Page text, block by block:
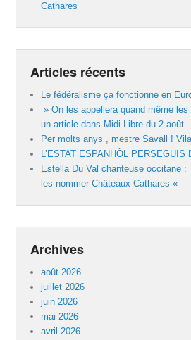
Cathares
Articles récents
Le fédéralisme ça fonctionne en
» On les appellera quand même
un article dans Midi Libre du 2 août
Per molts anys , mestre Savall !
L’ESTAT ESPANHÒL PERSEGUIS
Estella Du Val chanteuse occitane
les nommer Châteaux Cathares «
Archives
août 2026
juillet 2026
juin 2026
mai 2026
avril 2026